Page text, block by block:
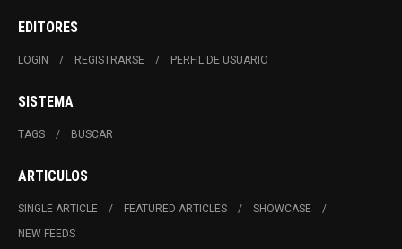
EDITORES
LOGIN REGISTRARSE PERFIL DE USUARIO
SISTEMA
TAGS BUSCAR
ARTICULOS
SINGLE ARTICLE FEATURED ARTICLES
SHOWCASE
NEW FEEDS